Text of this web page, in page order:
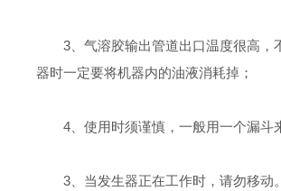
3、气溶胶输出管道出口温度很高，不
器时一定要将机器内的油液消耗掉；
4、使用时须谨慎，一般用一个漏斗
3、当发生器正在工作时，请勿移动。